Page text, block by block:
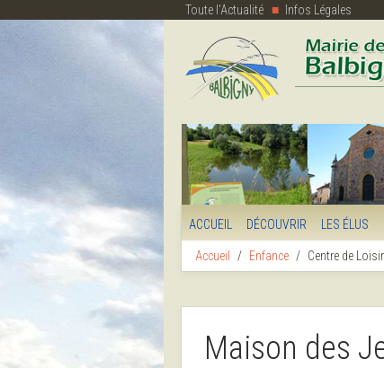
Toute l'Actualité Infos Légales
ACCUEIL DÉCOUVRIR LES ÉLUS
Accueil Enfance Centre de
Maison des